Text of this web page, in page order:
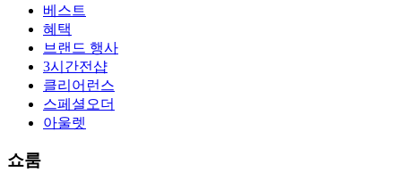
베스트
혜택
브랜드 행사
3시간전샵
클리어런스
스페셜오더
아울렛
쇼룸